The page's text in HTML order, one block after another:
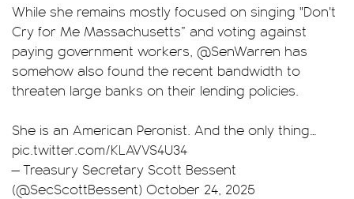
While she remains mostly focused on singing "Don't
Cry for Me Massachusetts” and voting against
paying government workers, @SenWarren has
somehow also found the recent bandwidth to
threaten large banks on their lending policies.
She is an American Peronist. And the only thing…
pic.twitter.com/KLAVVS4U34
— Treasury Secretary Scott Bessent
(@SecScottBessent) October 24, 2025